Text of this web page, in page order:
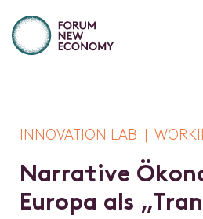
INNOVATION LAB |
Narrative Ökon
Europa als „Tran